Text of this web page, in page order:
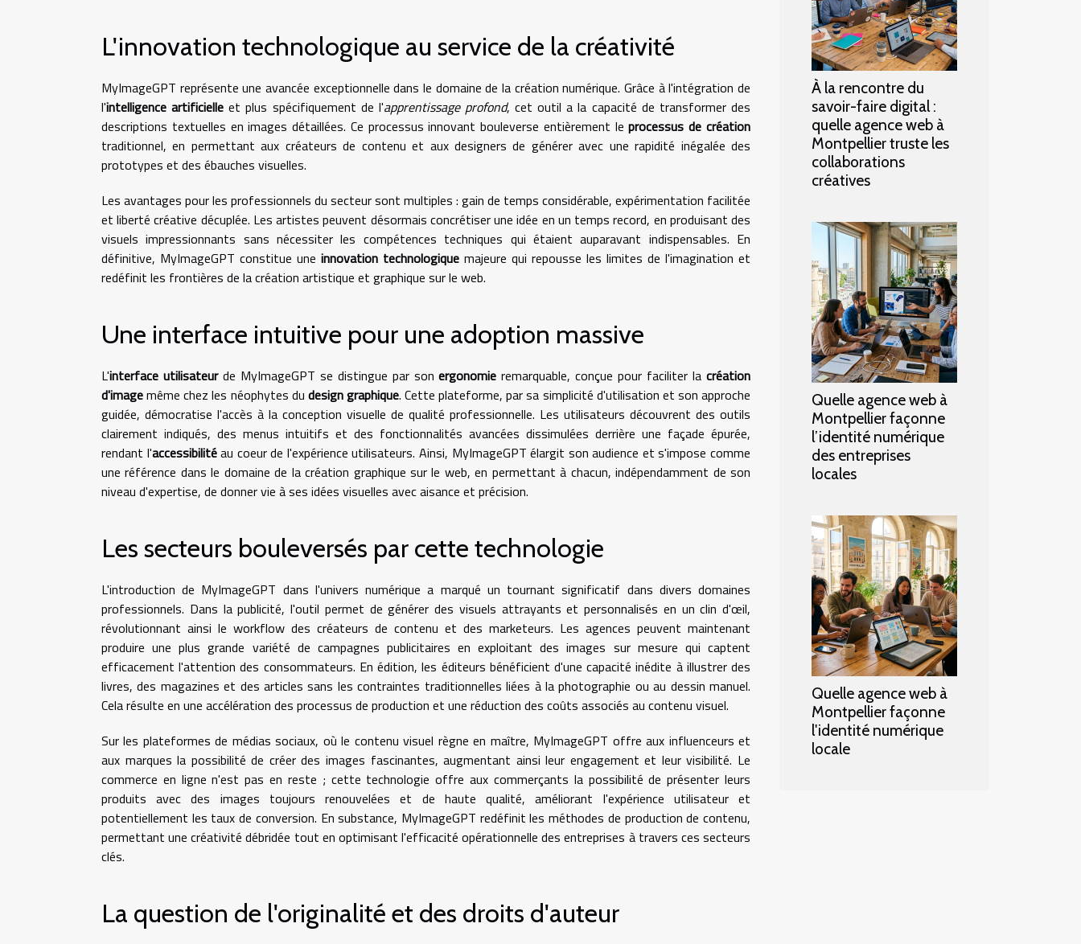
L'innovation technologique au service de la créativité
MyImageGPT représente une avancée exceptionnelle dans le domaine de la création numérique. Grâce à l'intégration de
l'intelligence artificielle et plus spécifiquement de l'apprentissage profond, cet outil a la capacité de transformer des
descriptions textuelles en images détaillées. Ce processus innovant bouleverse entièrement leprocessus de création
traditionnel, en permettant aux créateurs de contenu et aux designers de générer avec une rapidité inégalée des
prototypes et des ébauches visuelles.
Les avantages pour les professionnels du secteur sont multiples : gain de temps considérable, expérimentation facilitée
et liberté créative décuplée. Les artistes peuvent désormais concrétiser une idée en un temps record, en produisant des
visuels impressionnants sans nécessiter les compétences techniques qui étaient auparavant indispensables. En
définitive, MyImageGPT constitue une innovation technologique majeure qui repousse les limites de l'imagination et
redéfinit les frontières de la création artistique et graphique sur le web.
Une interface intuitive pour une adoption massive
L'interface utilisateurde MyImageGPT se distingue par sonergonomie remarquable, conçue pour faciliter lacréation
d'imagemême chez les néophytes du design graphique. Cette plateforme, par sa simplicité d'utilisation et son approche
guidée, démocratise l'accès à la conception visuelle de qualité professionnelle. Les utilisateurs découvrent des outils
clairement indiqués, des menus intuitifs et des fonctionnalités avancées dissimulées derrière une façade épurée,
rendant l'accessibilitéau coeur de l'expérience utilisateurs. Ainsi, MyImageGPT élargit son audience et s'impose comme
une référence dans le domaine de la création graphique sur le web, en permettant à chacun, indépendamment de son
niveau d'expertise, de donner vie à ses idées visuelles avec aisance et précision.
Les secteurs bouleversés par cette technologie
L'introduction de MyImageGPT dans l'univers numérique a marqué un tournant significatif dans divers domaines
professionnels. Dans la publicité, l'outil permet de générer des visuels attrayants et personnalisés en un clin d'œil,
révolutionnant ainsi le workflow des créateurs de contenu et des marketeurs. Les agences peuvent maintenant
produire une plus grande variété de campagnes publicitaires en exploitant des images sur mesure qui captent
efficacement l'attention des consommateurs. En édition, les éditeurs bénéficient d'une capacité inédite à illustrer des
livres, des magazines et des articles sans les contraintes traditionnelles liées à la photographie ou au dessin manuel.
Cela résulte en une accélération des processus de production et une réduction des coûts associés au contenu visuel.
Sur les plateformes de médias sociaux, où le contenu visuel règne en maître, MyImageGPT offre aux influenceurs et
aux marques la possibilité de créer des images fascinantes, augmentant ainsi leur engagement et leur visibilité. Le
commerce en ligne n'est pas en reste ; cette technologie offre aux commerçants la possibilité de présenter leurs
produits avec des images toujours renouvelées et de haute qualité, améliorant l'expérience utilisateur et
potentiellement les taux de conversion. En substance, MyImageGPT redéfinit les méthodes de production de contenu,
permettant une créativité débridée tout en optimisant l'efficacité opérationnelle des entreprises à travers ces secteurs
clés.
La question de l'originalité et des droits d'auteur
À la rencontre du
savoir-faire digital :
quelle agence web à
Montpellier truste les
collaborations
créatives
Quelle agence web à
Montpellier façonne
l’identité numérique
des entreprises
locales
Quelle agence web à
Montpellier façonne
l'identité numérique
locale